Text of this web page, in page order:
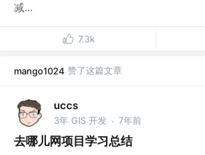
减...
7.3k
mango1024 赞了这篇文章
uccs
3年 GIS 开发 · 7年前
去哪儿网项目学习总结